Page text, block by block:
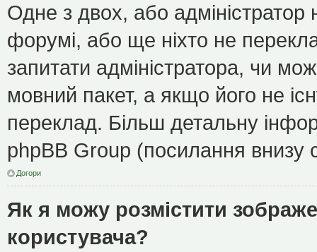
Одне з двох, або
форумі, або ще ніхто не
запитати адміністратора, чи
мовний пакет, а якщо його не
переклад. Більш детальну
phpBB Group (посилання внизу
Догори
Як я можу розмістити
користувача?